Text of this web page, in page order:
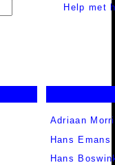
Help met
Adriaan
Hans Emans
Hans